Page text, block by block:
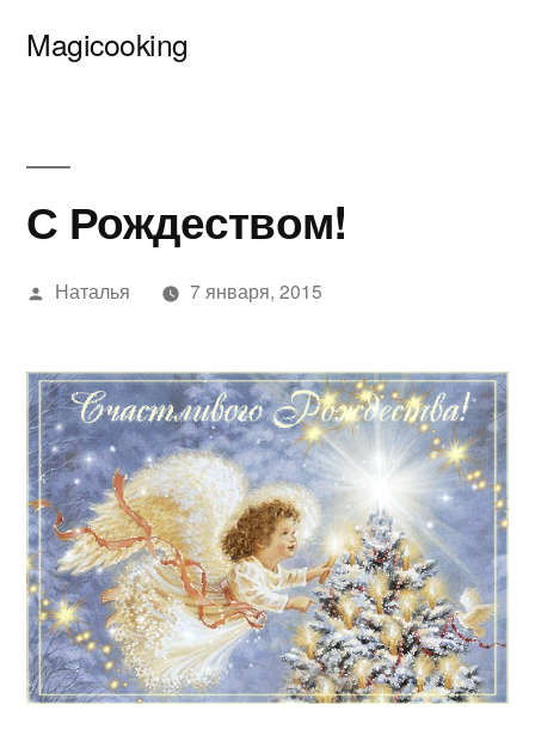
Magicooking
С Рождеством!
Написано
Наталья 7 января, 2015